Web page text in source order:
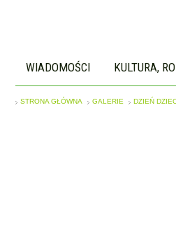
WIADOMOŚCI KULTURA,
STRONA GŁÓWNA GALERIE DZIEŃ